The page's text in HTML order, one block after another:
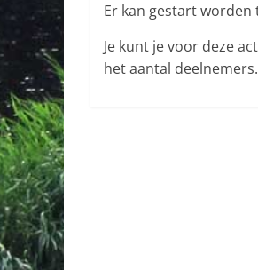
Er kan gestart worden
Je kunt je voor deze
het aantal